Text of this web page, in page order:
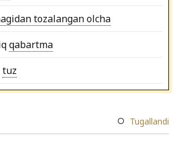
tozalangan olcha
qabartma
tuz
Tugallandi